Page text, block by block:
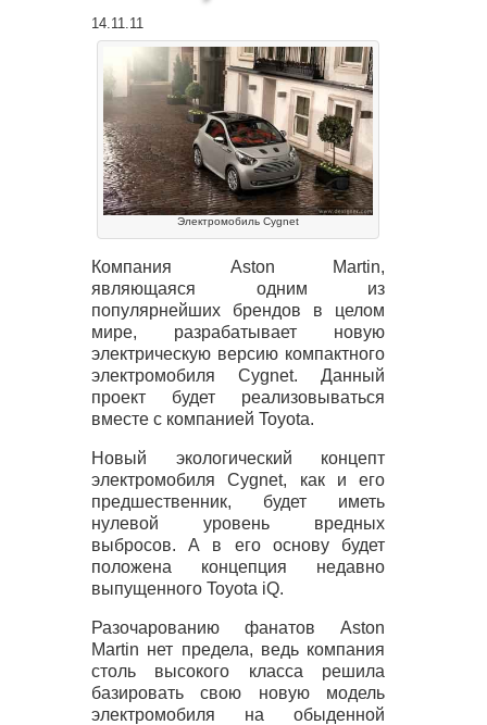
14.11.11
Электромобиль Cygnet
Компания Aston Martin,
являющаяся одним из
популярнейших брендов в целом
мире, разрабатывает новую
электрическую версию компактного
электромобиля Cygnet. Данный
проект будет реализовываться
вместе с компанией Toyota.
Новый экологический концепт
электромобиля Cygnet, как и его
предшественник, будет иметь
нулевой уровень вредных
выбросов. А в его основу будет
положена концепция недавно
выпущенного Toyota iQ.
Разочарованию фанатов Aston
Martin нет предела, ведь компания
столь высокого класса решила
базировать свою новую модель
электромобиля на обыденной